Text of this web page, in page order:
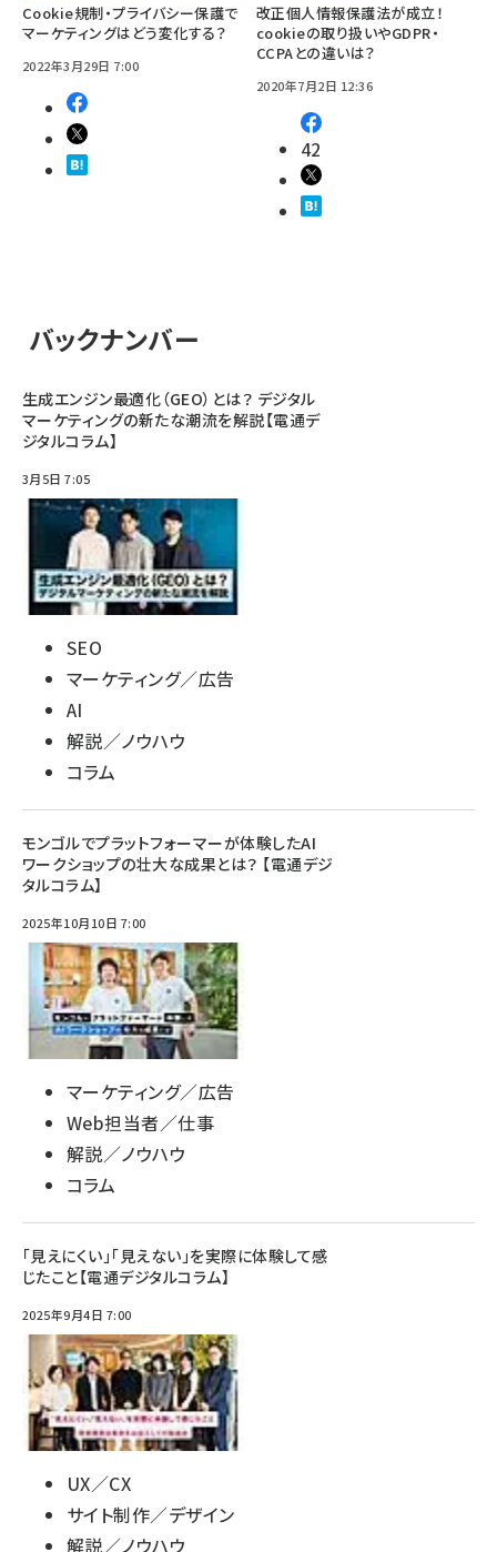
Cookie規制・プライバシー保護で
マーケティングはどう変化する？
2022年3月29日 7:00
改正個人情報保護法が成立！
cookieの取り扱いやGDPR・
CCPAとの違いは？
2020年7月2日 12:36
42
バックナンバー
生成エンジン最適化（GEO）とは？ デジタル
マーケティングの新たな潮流を解説【電通デ
ジタルコラム】
3月5日 7:05
SEO
マーケティング／広告
AI
解説／ノウハウ
コラム
モンゴルでプラットフォーマーが体験したAI
ワークショップの壮大な成果とは？ 【電通デジ
タルコラム】
2025年10月10日 7:00
マーケティング／広告
Web担当者／仕事
解説／ノウハウ
コラム
「見えにくい」「見えない」を実際に体験して感
じたこと【電通デジタルコラム】
2025年9月4日 7:00
UX／CX
サイト制作／デザイン
解説／ノウハウ